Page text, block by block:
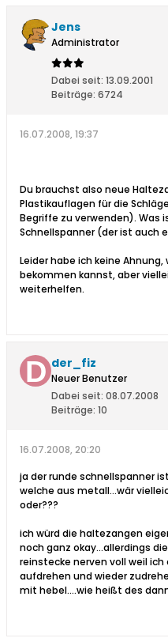
Jens
Administrator
Dabei seit: 13.09.2001
Beiträge: 6724
16.07.2008, 19:37
Du brauchst also neue
Plastikauflagen für die
Begriffe zu verwenden). Was
Schnellspanner (der ist auch
Leider habe ich keine
bekommen kannst, aber
weiterhelfen.
der_fiz
Neuer Benutzer
Dabei seit: 08.07.2008
Beiträge: 10
16.07.2008, 20:20
ja der runde schnellspanner
welche aus metall...wär
oder???
ich würd die haltezangen
noch ganz okay...allerdings
reinstecke nerven voll weil
aufdrehen und wieder
mit hebel....wie heißt des